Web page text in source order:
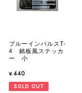
ブルーインパルスT-
4 銘板風ステッカ
ー 小
¥440
SOLD OUT